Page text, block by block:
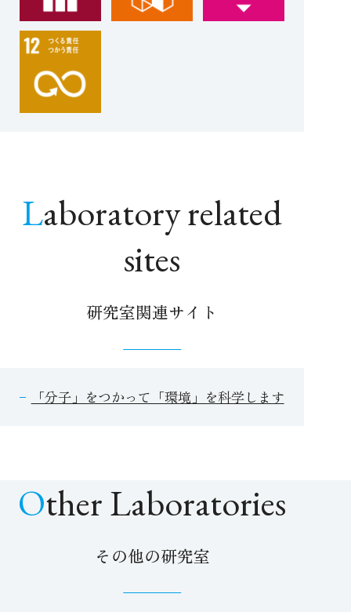
Laboratory related
sites
研究室関連サイト
「分子」をつかって「環境」を科学します
Other Laboratories
その他の研究室